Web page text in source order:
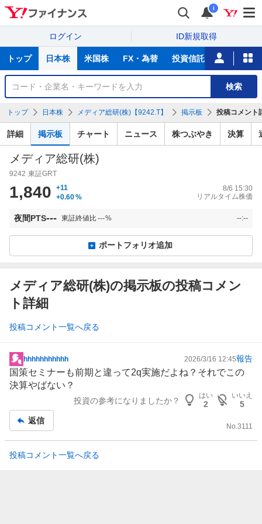
i
ログイン ID新規取得
サ
トップ 日本株 米国株 FX・為替 投資信託 ニュース
銘
検
索
検索
トップ 日本株 メディア総研(株)【9242.T】 掲示板 投稿コメント
詳細 掲示板 チャート ニュース 株つぶやき 決算
メディア総研(株)
9242 東証GRT
1,840
+11
+0.60%
8/6 15:30
リアルタイム株価
夜間PTS--- 東証終値比---% --:--
ポートフォリオ追加
メディア総研(株)の掲示板の投稿コメン
ト詳細
投稿コメント一覧へ戻る
掲
示
板
hhhhhhhhhhh 2026/3/16 12:45報告
国策セミナーも前期と違って2q実施だよね？それでこの
決算やばない？
投資の参考になりましたか？
はい
2
いいえ
5
返信
No.3111
投稿コメント一覧へ戻る